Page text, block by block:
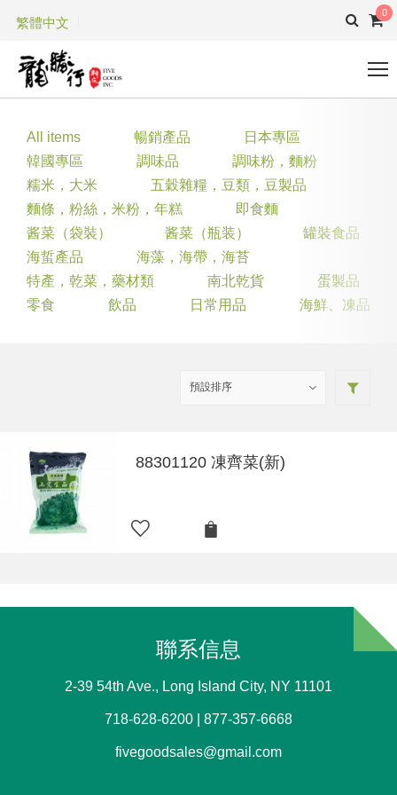
繁體中文
0
All items 暢銷產品
日本專區
韓國專區
調味品
調味粉，麵粉
糯米，大米
五穀雜糧，豆類，豆製品
麵條，粉絲，米粉，年糕
即食麵
酱菜（袋裝）
酱菜（瓶装）
罐裝食品
海蜇產品
海藻，海帶，海苔
特產，乾菜，藥材類
南北乾貨
蛋製品
零食
飲品 日常用品 海鮮、凍品
88301120 凍齊菜(新)
聯系信息
2-39 54th Ave., Long Island City, NY 11101
718-628-6200 | 877-357-6668
fivegoodsales@gmail.com